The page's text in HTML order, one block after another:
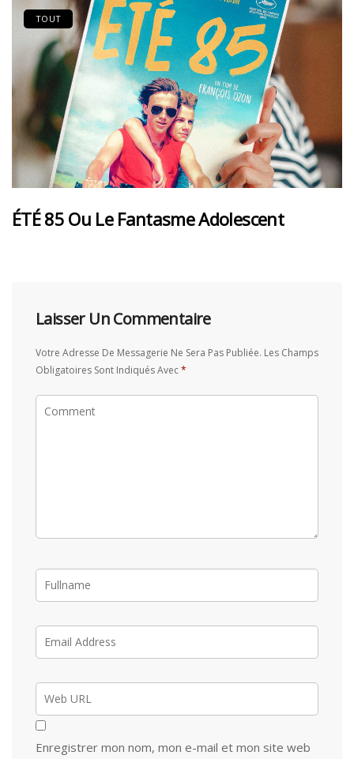
TOUT
ÉTÉ 85 Ou Le Fantasme Adolescent
Laisser Un Commentaire
Votre Adresse De Messagerie Ne Sera Pas Publiée. Les Champs
Obligatoires Sont Indiqués Avec*
Enregistrer mon nom, mon e-mail et mon site web